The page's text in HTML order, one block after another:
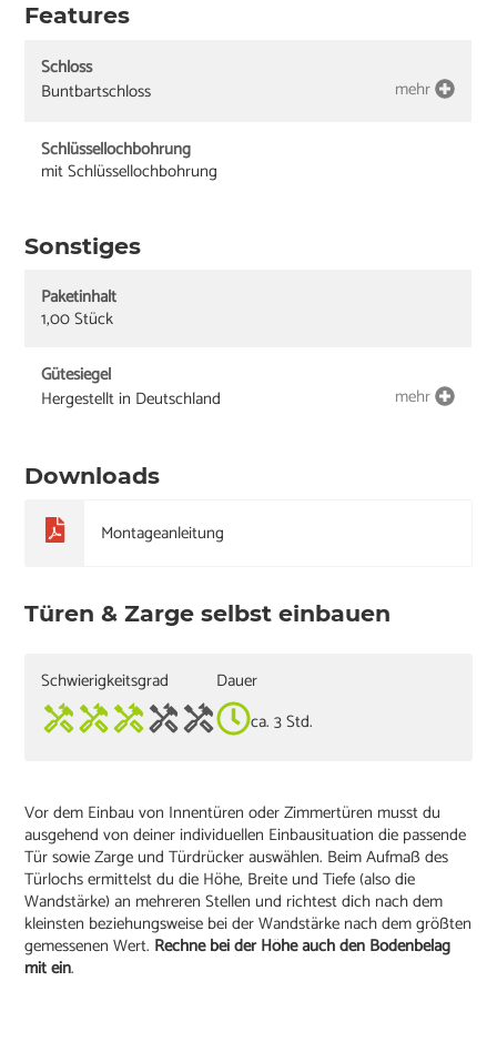
Features
Schloss
Buntbartschloss
mehr
Schlüssellochbohrung
mit Schlüssellochbohrung
Sonstiges
Paketinhalt
1,00 Stück
Gütesiegel
Hergestellt in Deutschland
mehr
Downloads
Montageanleitung
Türen & Zarge selbst einbauen
Schwierigkeitsgrad
Dauer
ca. 3 Std.
Vor dem Einbau von Innentüren oder Zimmertüren musst du
ausgehend von deiner individuellen Einbausituation die passende
Tür sowie Zarge und Türdrücker auswählen. Beim Aufmaß des
Türlochs ermittelst du die Höhe, Breite und Tiefe (also die
Wandstärke) an mehreren Stellen und richtest dich nach dem
kleinsten beziehungsweise bei der Wandstärke nach dem größten
gemessenen Wert. Rechne bei der Höhe auch den Bodenbelag
mit ein.